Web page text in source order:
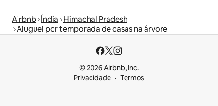
Airbnb Índia Himachal Pradesh
Aluguel por temporada de casas na árvore
© 2026 Airbnb, Inc.
Privacidade
Termos